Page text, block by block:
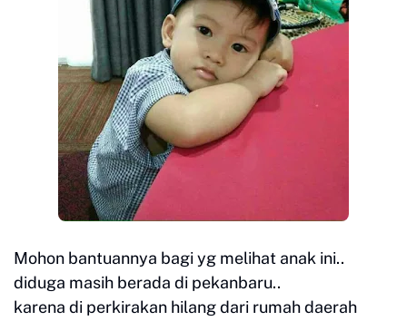
Mohon bantuannya bagi yg melihat anak ini..
diduga masih berada di pekanbaru..
karena di perkirakan hilang dari rumah daerah